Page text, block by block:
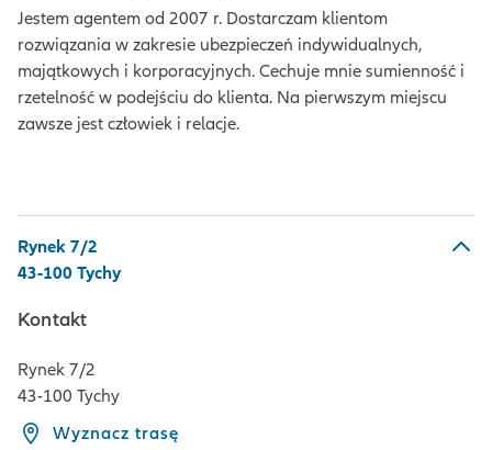
Jestem agentem od 2007 r. Dostarczam klientom
rozwiązania w zakresie ubezpieczeń indywidualnych,
majątkowych i korporacyjnych. Cechuje mnie sumienność i
rzetelność w podejściu do klienta. Na pierwszym miejscu
zawsze jest człowiek i relacje.
Rynek 7/2
43-100 Tychy
Kontakt
Rynek 7/2
43-100 Tychy
Wyznacz trasę